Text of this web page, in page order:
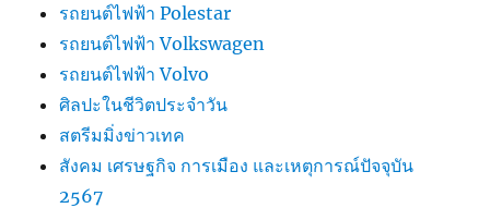
รถยนต์ไฟฟ้า Polestar
รถยนต์ไฟฟ้า Volkswagen
รถยนต์ไฟฟ้า Volvo
ศิลปะในชีวิตประจำวัน
สตรีมมิ่งข่าวเทค
สังคม เศรษฐกิจ การเมือง และเหตุการณ์ปัจจุบัน
2567